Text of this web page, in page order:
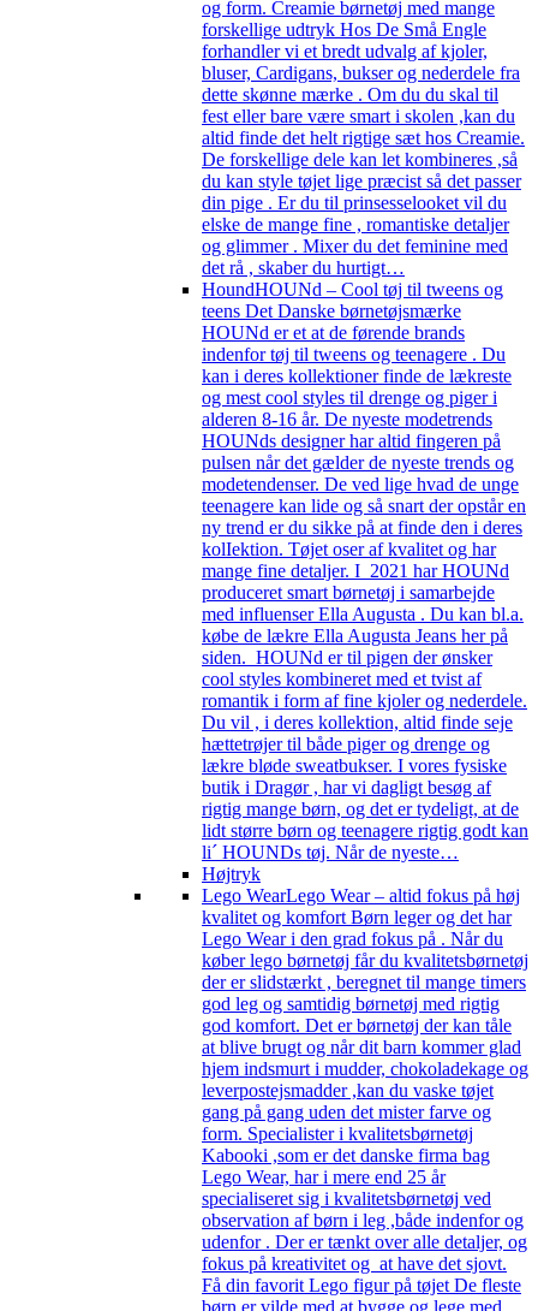
og form. Creamie børnetøj med mange
forskellige udtryk Hos De Små Engle
forhandler vi et bredt udvalg af kjoler,
bluser, Cardigans, bukser og nederdele fra
dette skønne mærke . Om du du skal til
fest eller bare være smart i skolen ,kan du
altid finde det helt rigtige sæt hos Creamie.
De forskellige dele kan let kombineres ,så
du kan style tøjet lige præcist så det passer
din pige . Er du til prinsesselooket vil du
elske de mange fine , romantiske detaljer
og glimmer . Mixer du det feminine med
det rå , skaber du hurtigt…
HoundHOUNd – Cool tøj til tweens og
teens Det Danske børnetøjsmærke
HOUNd er et at de førende brands
indenfor tøj til tweens og teenagere . Du
kan i deres kollektioner finde de lækreste
og mest cool styles til drenge og piger i
alderen 8-16 år. De nyeste modetrends
HOUNds designer har altid fingeren på
pulsen når det gælder de nyeste trends og
modetendenser. De ved lige hvad de unge
teenagere kan lide og så snart der opstår en
ny trend er du sikke på at finde den i deres
kolIektion. Tøjet oser af kvalitet og har
mange fine detaljer. I 2021 har HOUNd
produceret smart børnetøj i samarbejde
med influenser Ella Augusta . Du kan bl.a.
købe de lækre Ella Augusta Jeans her på
siden. HOUNd er til pigen der ønsker
cool styles kombineret med et tvist af
romantik i form af fine kjoler og nederdele.
Du vil , i deres kollektion, altid finde seje
hættetrøjer til både piger og drenge og
lækre bløde sweatbukser. I vores fysiske
butik i Dragør , har vi dagligt besøg af
rigtig mange børn, og det er tydeligt, at de
lidt større børn og teenagere rigtig godt kan
li´ HOUNDs tøj. Når de nyeste…
Højtryk
Lego WearLego Wear – altid fokus på høj
kvalitet og komfort Børn leger og det har
Lego Wear i den grad fokus på . Når du
køber lego børnetøj får du kvalitetsbørnetøj
der er slidstærkt , beregnet til mange timers
god leg og samtidig børnetøj med rigtig
god komfort. Det er børnetøj der kan tåle
at blive brugt og når dit barn kommer glad
hjem indsmurt i mudder, chokoladekage og
leverpostejsmadder ,kan du vaske tøjet
gang på gang uden det mister farve og
form. Specialister i kvalitetsbørnetøj
Kabooki ,som er det danske firma bag
Lego Wear, har i mere end 25 år
specialiseret sig i kvalitetsbørnetøj ved
observation af børn i leg ,både indenfor og
udenfor . Der er tænkt over alle detaljer, og
fokus på kreativitet og at have det sjovt.
Få din favorit Lego figur på tøjet De fleste
børn er vilde med at bygge og lege med